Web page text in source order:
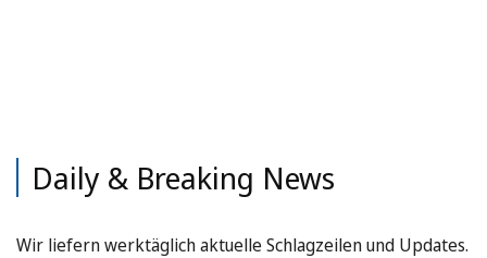
Daily & Breaking News
Wir liefern werktäglich aktuelle Schlagzeilen und Updates.